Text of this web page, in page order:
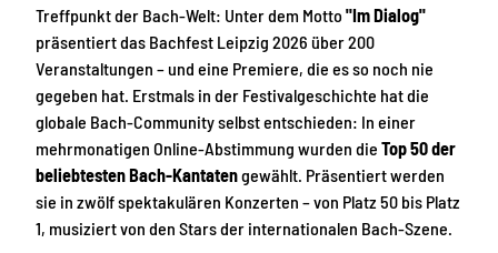
Treffpunkt der Bach-Welt: Unter dem Motto "Im Dialog"
präsentiert das Bachfest Leipzig 2026 über 200
Veranstaltungen – und eine Premiere, die es so noch nie
gegeben hat. Erstmals in der Festivalgeschichte hat die
globale Bach-Community selbst entschieden: In einer
mehrmonatigen Online-Abstimmung wurden die Top 50 der
beliebtesten Bach-Kantatengewählt. Präsentiert werden
sie in zwölf spektakulären Konzerten – von Platz 50 bis Platz
1, musiziert von den Stars der internationalen Bach-Szene.